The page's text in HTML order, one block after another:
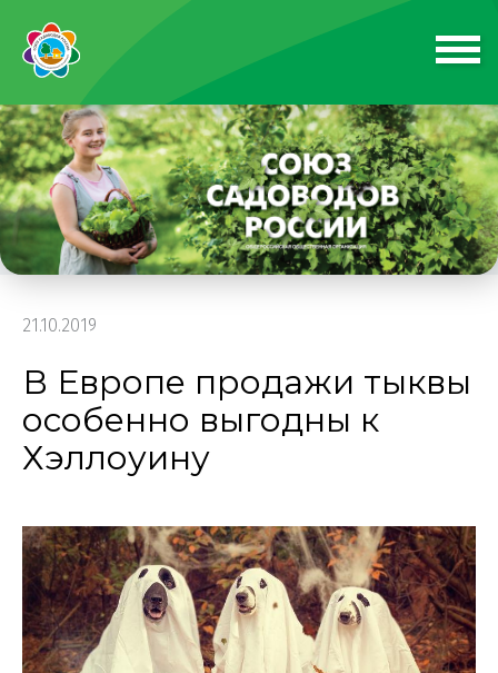
21.10.2019
В Европе продажи тыквы
особенно выгодны к
Хэллоуину